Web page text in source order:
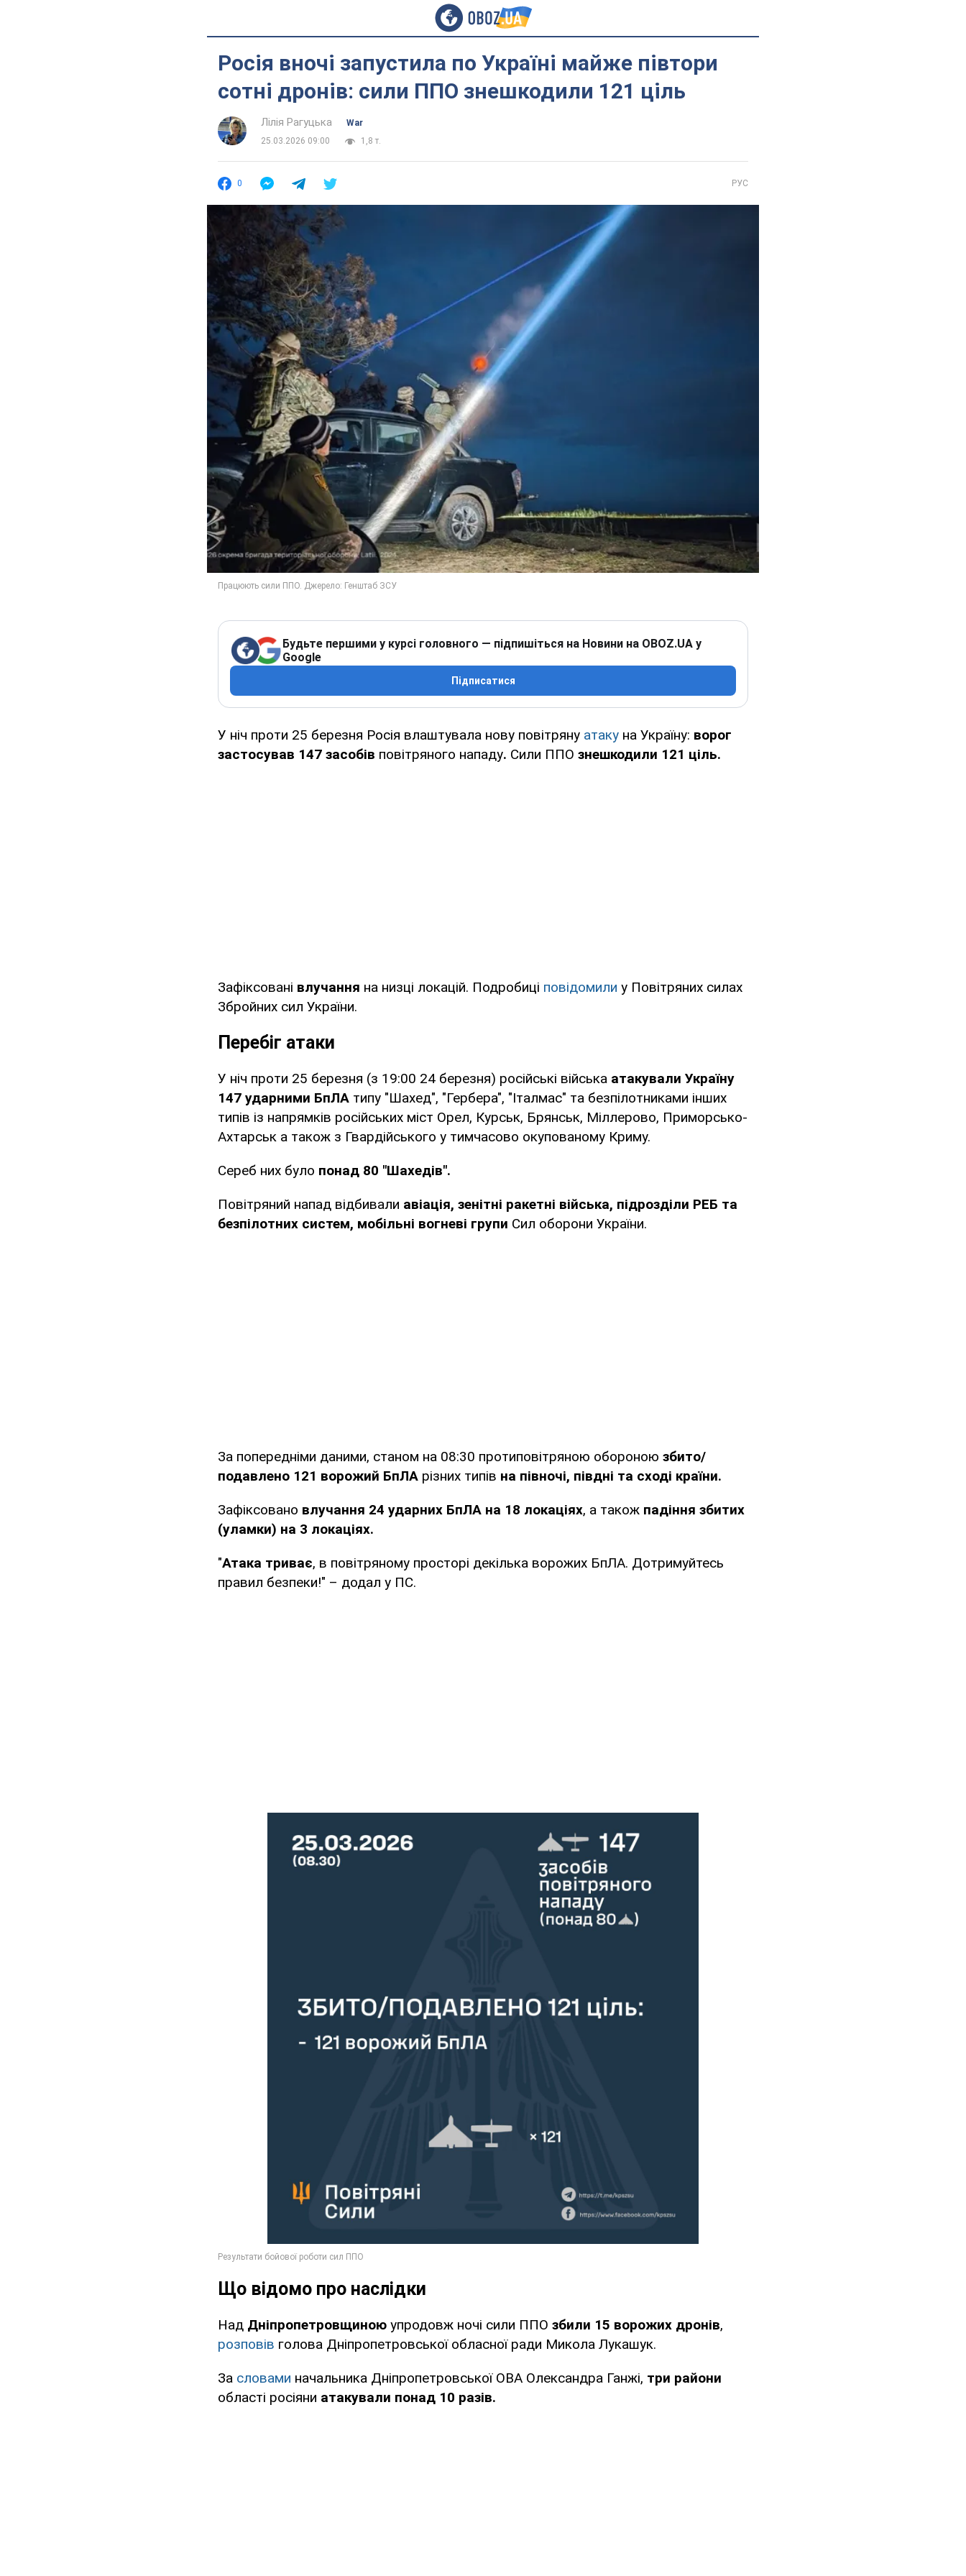
Росія вночі запустила по Україні майже півтори
сотні дронів: сили ППО знешкодили 121 ціль
Лілія Рагуцька
War
25.03.2026 09:00
1,8 т.
0 РУС
Будьте першими у курсі головного — підпишіться на Новини на OBOZ.UA у
Google
Підписатися
У ніч проти 25 березня Росія влаштувала нову повітряну атаку на Україну: ворог
застосував 147 засобів повітряного нападу. Сили ППО знешкодили 121 ціль.
Зафіксовані влучання на низці локацій. Подробиці повідомили у Повітряних силах
Збройних сил України.
Перебіг атаки
У ніч проти 25 березня (з 19:00 24 березня) російські війська атакували Україну
147 ударними БпЛА типу "Шахед", "Гербера", "Італмас" та безпілотниками інших
типів із напрямків російських міст Орел, Курськ, Брянськ, Міллерово, Приморсько-
Ахтарськ а також з Гвардійського у тимчасово окупованому Криму.
Сереб них було понад 80 "Шахедів".
Повітряний напад відбивали авіація, зенітні ракетні війська, підрозділи РЕБ та
безпілотних систем, мобільні вогневі групи Сил оборони України.
За попередніми даними, станом на 08:30 протиповітряною обороною збито/
подавлено 121 ворожий БпЛА різних типів на півночі, півдні та сході країни.
Зафіксовано влучання 24 ударних БпЛА на 18 локаціях, а також падіння збитих
(уламки) на 3 локаціях.
"Атака триває, в повітряному просторі декілька ворожих БпЛА. Дотримуйтесь
правил безпеки!" – додал у ПС.
Що відомо про наслідки
Над Дніпропетровщиною упродовж ночі сили ППО збили 15 ворожих дронів,
розповів голова Дніпропетровської обласної ради Микола Лукашук.
За словами начальника Дніпропетровської ОВА Олександра Ганжі, три райони
області росіяни атакували понад 10 разів.